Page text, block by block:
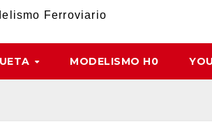
Ferroviario
MODELISMO H0